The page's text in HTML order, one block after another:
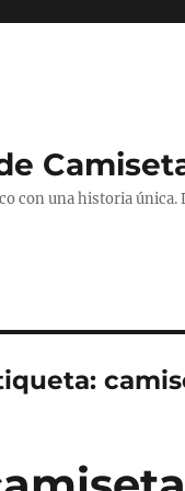
con una historia